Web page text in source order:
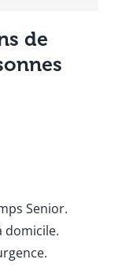
de
Senior.
domicile.
.